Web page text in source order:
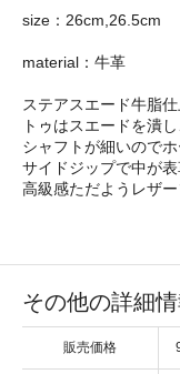
size：26cm,26.5cm
material：牛革
ステアスエード牛脂
トゥはスエードを潰
シャフトが細いので
サイドジップで中が
高級感ただようレザ
その他の詳細
販売価格